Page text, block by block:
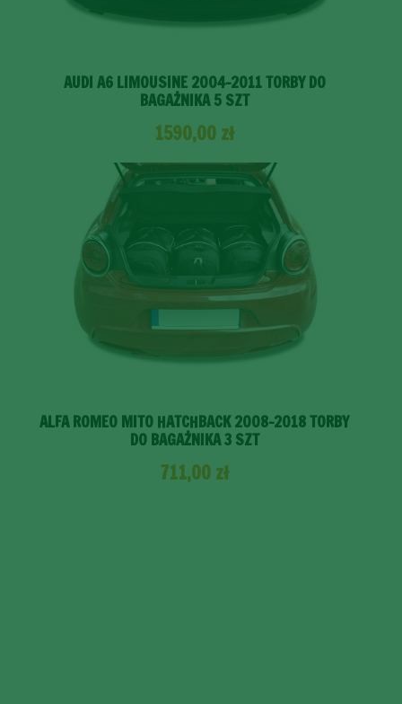
AUDI A6 LIMOUSINE 2004-2011 TORBY DO
BAGAŻNIKA 5 SZT
1590,00 zł
ALFA ROMEO MITO HATCHBACK 2008-2018 TORBY
DO BAGAŻNIKA 3 SZT
711,00 zł